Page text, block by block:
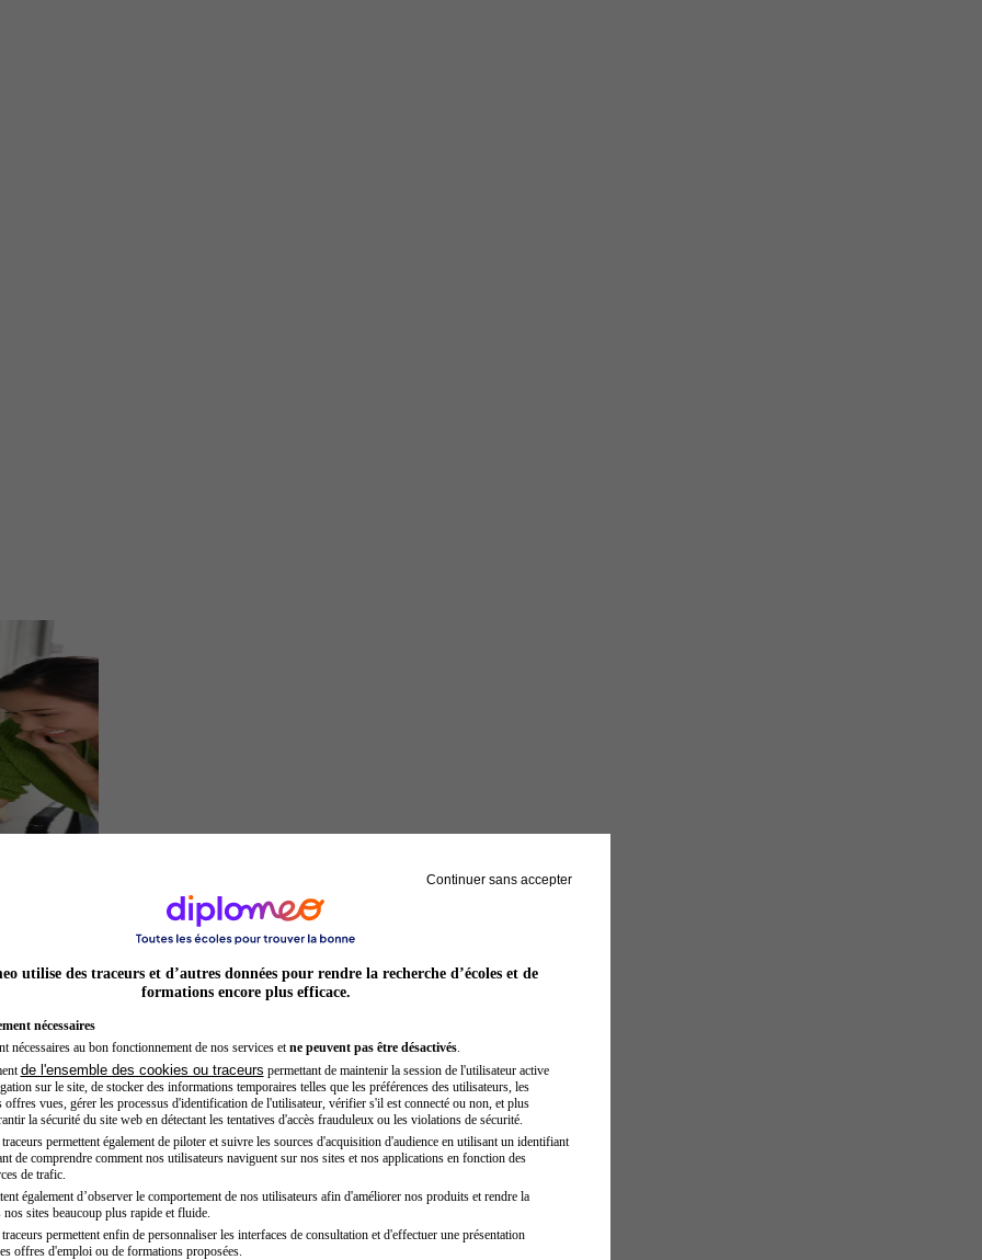
Entrepreneur
Continuer sans accepter
utilise des traceurs et d’autres données pour rendre la recherche d’écoles et de
formations encore plus efficace.
nécessaires
nécessaires au bon fonctionnement de nos services et ne peuvent pas être désactivés.
de l'ensemble des cookies ou traceurs permettant de maintenir la session de l'utilisateur active
sur le site, de stocker des informations temporaires telles que les préférences des utilisateurs, les
offres vues, gérer les processus d'identification de l'utilisateur, vérifier s'il est connecté ou non, et plus
la sécurité du site web en détectant les tentatives d'accès frauduleux ou les violations de sécurité.
permettent également de piloter et suivre les sources d'acquisition d'audience en utilisant un identifiant
de comprendre comment nos utilisateurs naviguent sur nos sites et nos applications en fonction des
de trafic.
également d’observer le comportement de nos utilisateurs afin d'améliorer nos produits et rendre la
sites beaucoup plus rapide et fluide.
permettent enfin de personnaliser les interfaces de consultation et d'effectuer une présentation
offres d'emploi ou de formations proposées.